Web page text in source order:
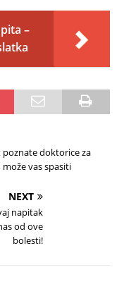
–
poznate doktorice za
vas spasiti
NEXT
napitak
od ove
bolesti!